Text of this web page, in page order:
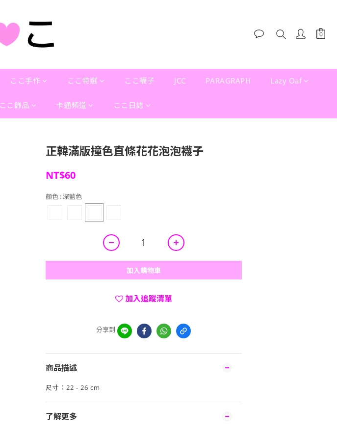
ここ手作 ここ特選 ここ襪子 JCC PARAGRAPH Lazy Oaf
ここ飾品 卡通頻道 ここ日誌
正韓滿版撞色直條花花泡泡襪子
NT$60
顏色 : 深藍色
加入購物車
加入追蹤清單
分享到
商品描述
尺寸：22 - 26 cm
了解更多